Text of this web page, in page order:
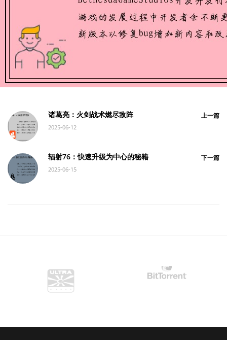
诸葛亮：火剑战术燃尽敌阵
2025-06-12
上一篇
辐射76：快速升级为中心的秘籍
2025-06-15
下一篇